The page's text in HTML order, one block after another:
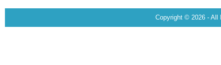
Copyright © 2026 - All